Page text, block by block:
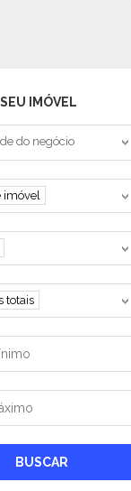
IMÓVEL
do negócio
imóvel
totais
BUSCAR